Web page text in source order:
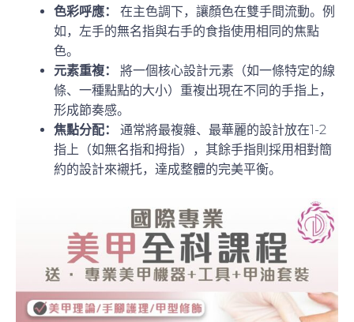
色彩呼應：
在主色調下，讓顏色在雙手間流動。例
如，左手的無名指與右手的食指使用相同的焦點
色。
元素重複：
將一個核心設計元素（如一條特定的線
條、一種點點的大小）重複出現在不同的手指上，
形成節奏感。
焦點分配：
通常將最複雜、最華麗的設計放在1-2
指上（如無名指和拇指），其餘手指則採用相對簡
約的設計來襯托，達成整體的完美平衡。